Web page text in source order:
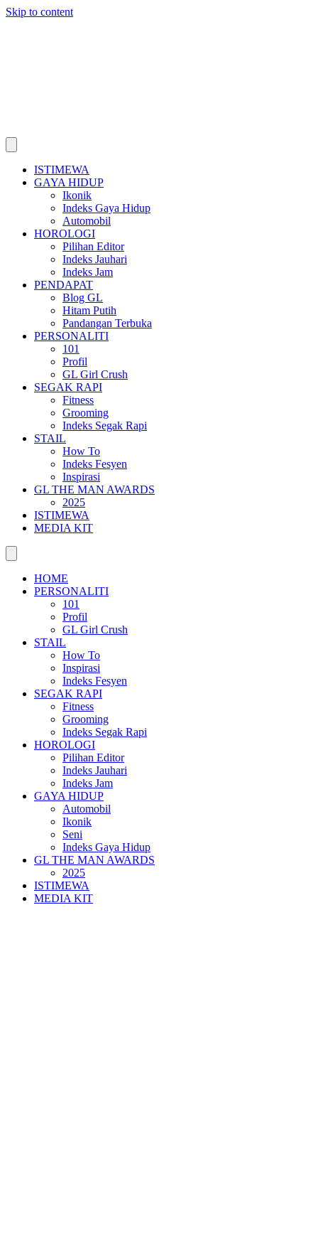
Skip to content
ISTIMEWA
GAYA HIDUP
Ikonik
Indeks Gaya Hidup
Automobil
HOROLOGI
Pilihan Editor
Indeks Jauhari
Indeks Jam
PENDAPAT
Blog GL
Hitam Putih
Pandangan Terbuka
PERSONALITI
101
Profil
GL Girl Crush
SEGAK RAPI
Fitness
Grooming
Indeks Segak Rapi
STAIL
How To
Indeks Fesyen
Inspirasi
GL THE MAN AWARDS
2025
ISTIMEWA
MEDIA KIT
HOME
PERSONALITI
101
Profil
GL Girl Crush
STAIL
How To
Inspirasi
Indeks Fesyen
SEGAK RAPI
Fitness
Grooming
Indeks Segak Rapi
HOROLOGI
Pilihan Editor
Indeks Jauhari
Indeks Jam
GAYA HIDUP
Automobil
Ikonik
Seni
Indeks Gaya Hidup
GL THE MAN AWARDS
2025
ISTIMEWA
MEDIA KIT